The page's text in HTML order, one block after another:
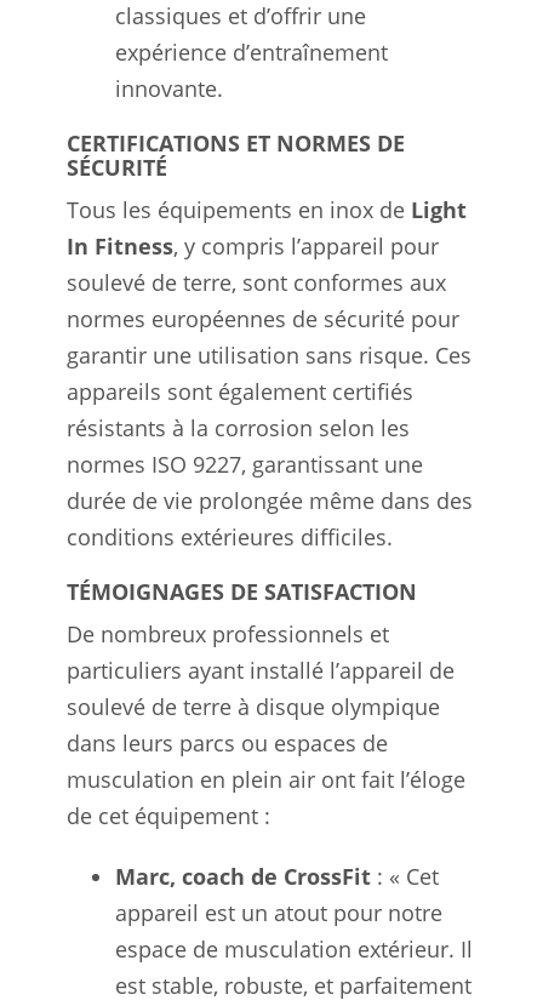
classiques et d’offrir une
expérience d’entraînement
innovante.
CERTIFICATIONS ET NORMES DE
SÉCURITÉ
Tous les équipements en inox de Light
In Fitness, y compris l’appareil pour
soulevé de terre, sont conformes aux
normes européennes de sécurité pour
garantir une utilisation sans risque. Ces
appareils sont également certifiés
résistants à la corrosion selon les
normes ISO 9227, garantissant une
durée de vie prolongée même dans des
conditions extérieures difficiles.
TÉMOIGNAGES DE SATISFACTION
De nombreux professionnels et
particuliers ayant installé l’appareil de
soulevé de terre à disque olympique
dans leurs parcs ou espaces de
musculation en plein air ont fait l’éloge
de cet équipement :
Marc, coach de CrossFit : « Cet
appareil est un atout pour notre
espace de musculation extérieur. Il
est stable, robuste, et parfaitement